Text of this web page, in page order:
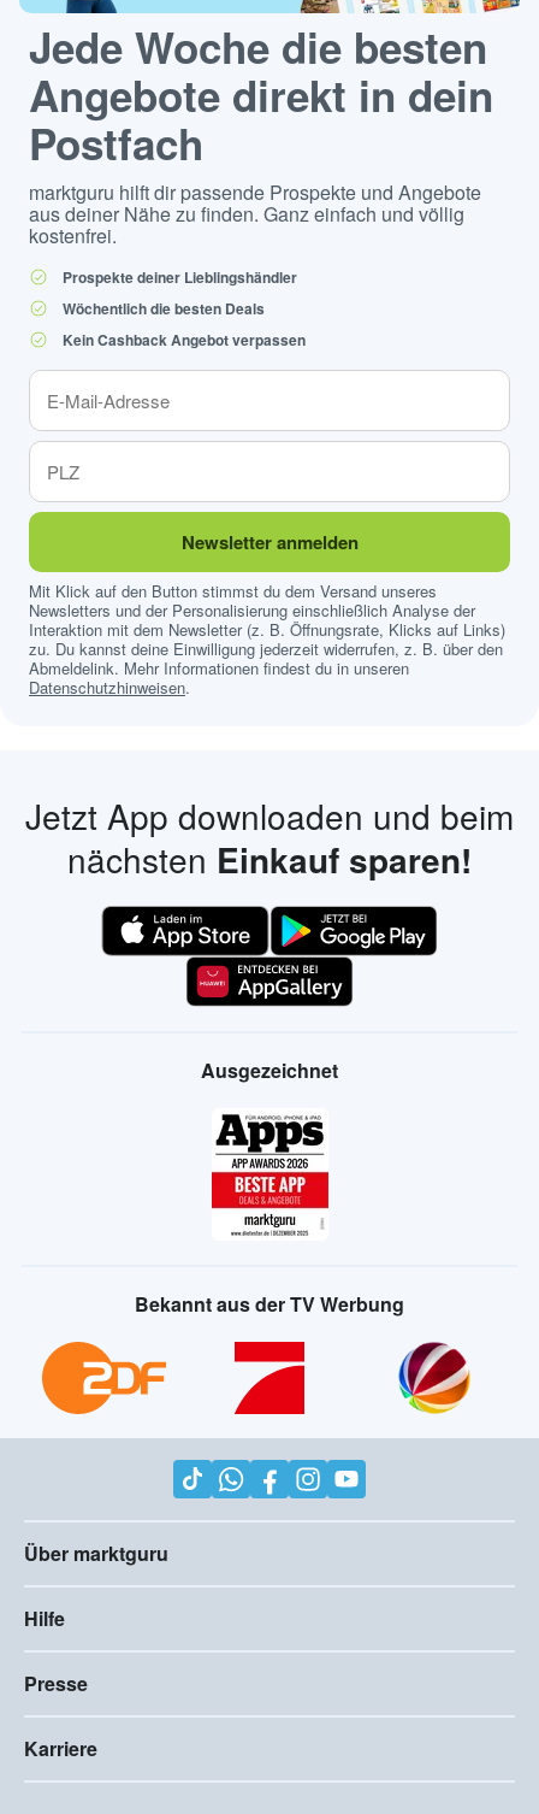
Jede Woche die besten
Angebote direkt in dein
Postfach
marktguru hilft dir passende Prospekte und Angebote
aus deiner Nähe zu finden. Ganz einfach und völlig
kostenfrei.
Prospekte deiner Lieblingshändler
Wöchentlich die besten Deals
Kein Cashback Angebot verpassen
Newsletter anmelden
Mit Klick auf den Button stimmst du dem Versand unseres
Newsletters und der Personalisierung einschließlich Analyse der
Interaktion mit dem Newsletter (z. B. Öffnungsrate, Klicks auf Links)
zu. Du kannst deine Einwilligung jederzeit widerrufen, z. B. über den
Abmeldelink. Mehr Informationen findest du in unseren
Datenschutzhinweisen.
Jetzt App downloaden und beim
nächsten Einkauf sparen!
Ausgezeichnet
Bekannt aus der TV Werbung
Über marktguru
Hilfe
Presse
Karriere